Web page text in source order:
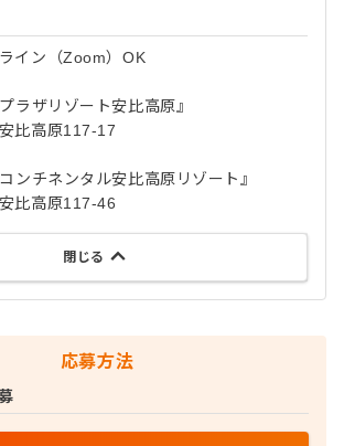
イン（Zoom）OK
ラザリゾート安比高原』
比高原117-17
ンチネンタル安比高原リゾート』
比高原117-46
閉じる
応募方法